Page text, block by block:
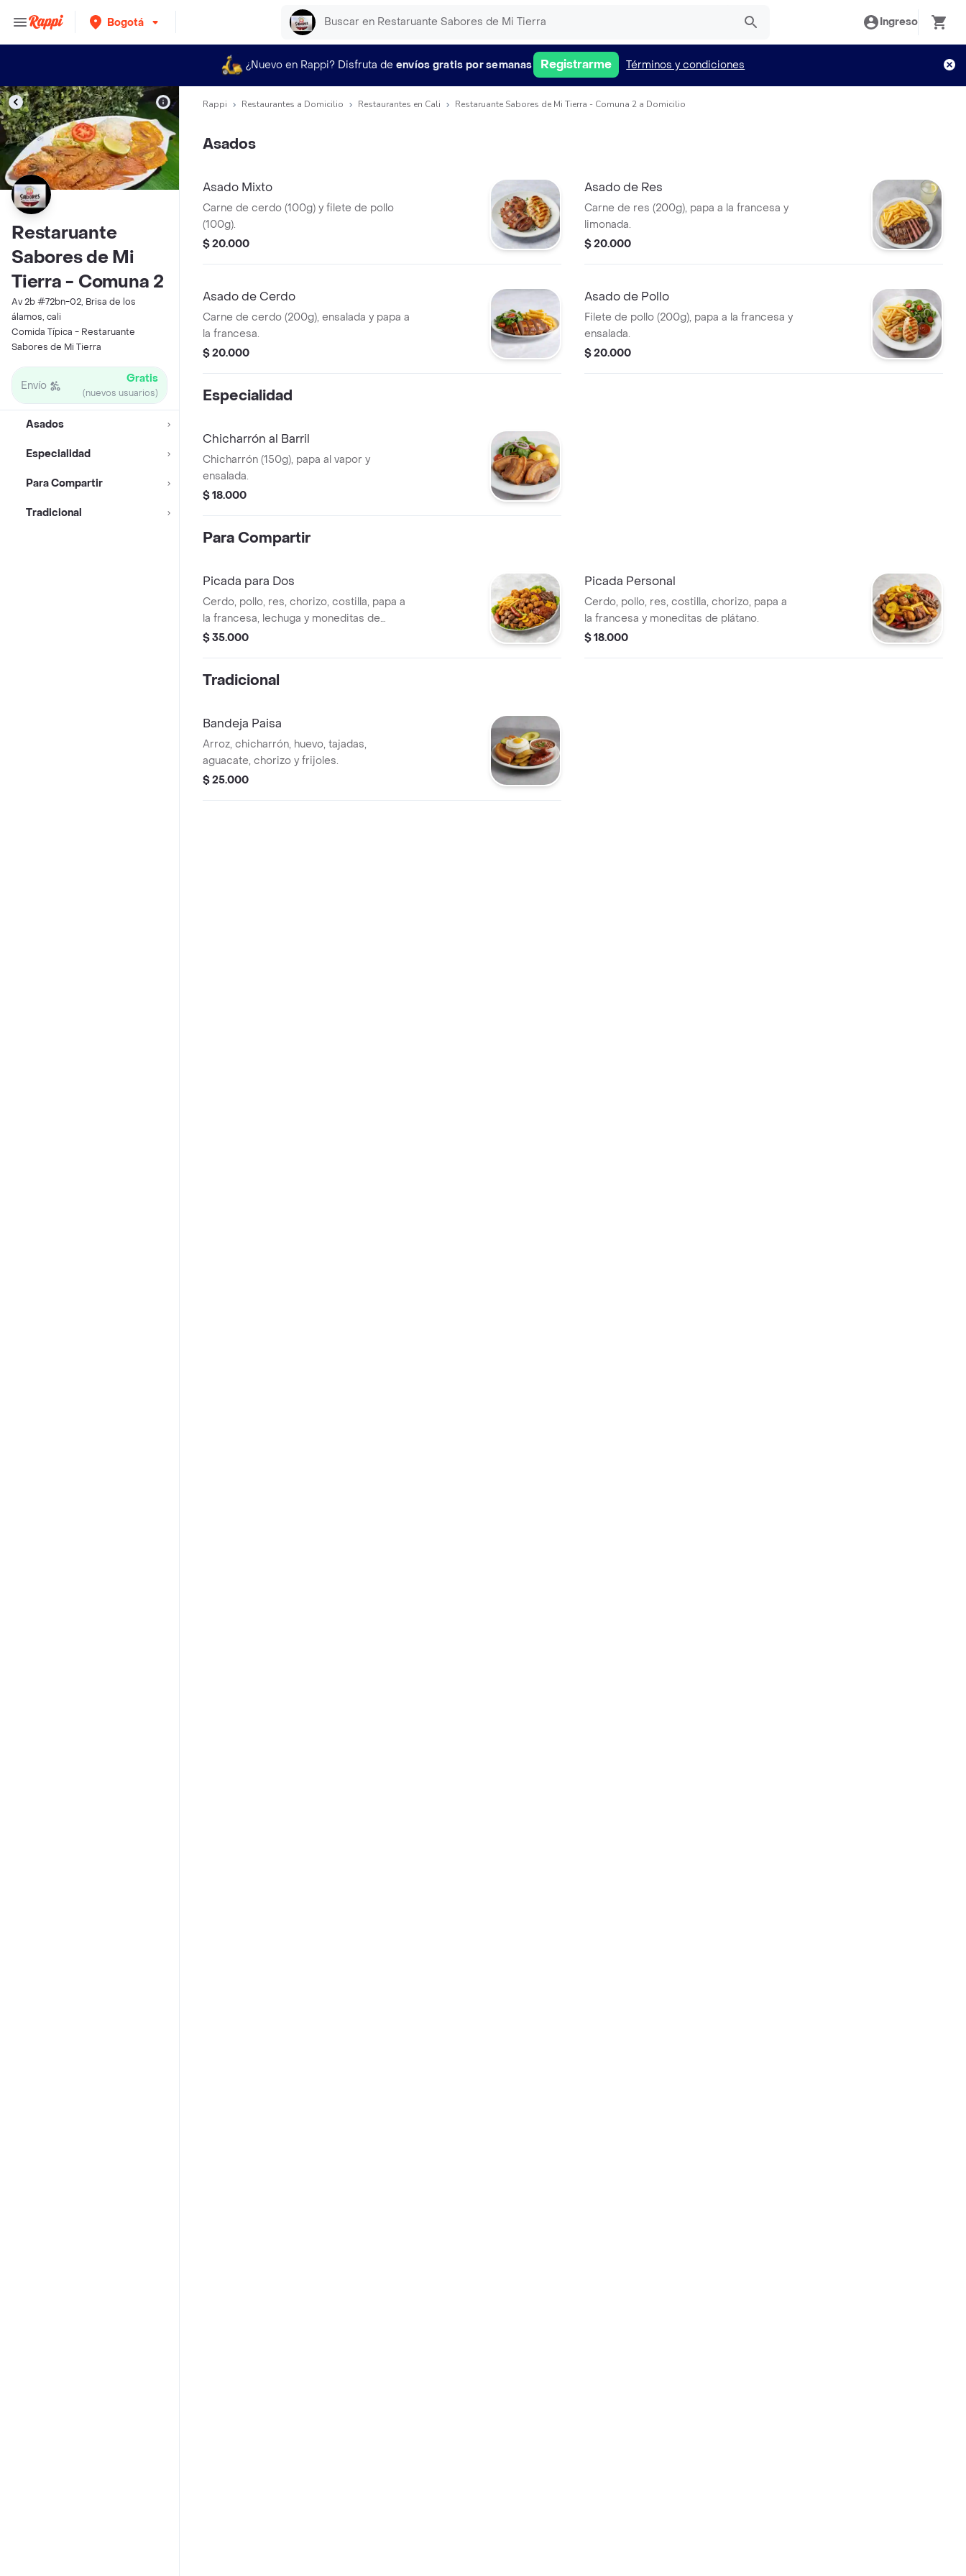
Bogotá Ingreso
¿Nuevo en Rappi? Disfruta de envíos gratis por semanas Registrarme Términos y condiciones
Restaruante
Sabores de Mi
Tierra - Comuna 2
Av 2b #72bn-02, Brisa de los
álamos, cali
Comida Típica - Restaruante
Sabores de Mi Tierra
Envío Gratis
(nuevos usuarios)
Asados
Especialidad
Para Compartir
Tradicional
Rappi Restaurantes a Domicilio Restaurantes en Cali Restaruante Sabores de Mi Tierra - Comuna 2 a Domicilio
Asados
Asado Mixto
Carne de cerdo (100g) y filete de pollo
(100g).
$ 20.000
Asado de Res
Carne de res (200g), papa a la francesa y
limonada.
$ 20.000
Asado de Cerdo
Carne de cerdo (200g), ensalada y papa a
la francesa.
$ 20.000
Asado de Pollo
Filete de pollo (200g), papa a la francesa y
ensalada.
$ 20.000
Especialidad
Chicharrón al Barril
Chicharrón (150g), papa al vapor y
ensalada.
$ 18.000
Para Compartir
Picada para Dos
Cerdo, pollo, res, chorizo, costilla, papa a
la francesa, lechuga y moneditas de
plátano.
$ 35.000
Picada Personal
Cerdo, pollo, res, costilla, chorizo, papa a
la francesa y moneditas de plátano.
$ 18.000
Tradicional
Bandeja Paisa
Arroz, chicharrón, huevo, tajadas,
aguacate, chorizo y frijoles.
$ 25.000